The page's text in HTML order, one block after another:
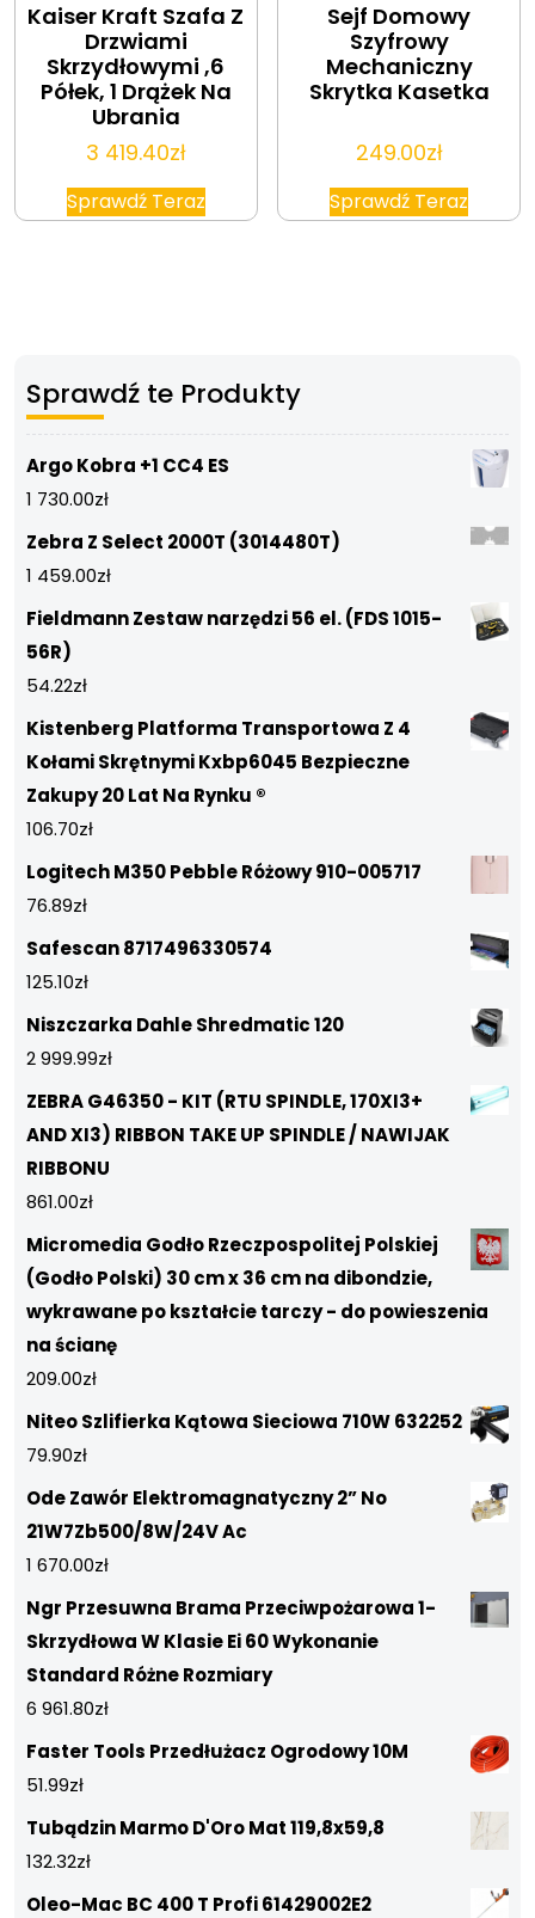
Kaiser Kraft Szafa Z
Drzwiami
Skrzydłowymi ,6
Półek, 1 Drążek Na
Ubrania
3 419.40zł
Sprawdź Teraz
Sejf Domowy
Szyfrowy
Mechaniczny
Skrytka Kasetka
249.00zł
Sprawdź Teraz
Sprawdź te Produkty
Argo Kobra +1 CC4 ES
1 730.00zł
Zebra Z Select 2000T (3014480T)
1 459.00zł
Fieldmann Zestaw narzędzi 56 el. (FDS 1015-
56R)
54.22zł
Kistenberg Platforma Transportowa Z 4
Kołami Skrętnymi Kxbp6045 Bezpieczne
Zakupy 20 Lat Na Rynku ®
106.70zł
Logitech M350 Pebble Różowy 910-005717
76.89zł
Safescan 8717496330574
125.10zł
Niszczarka Dahle Shredmatic 120
2 999.99zł
ZEBRA G46350 - KIT (RTU SPINDLE, 170XI3+
AND XI3) RIBBON TAKE UP SPINDLE / NAWIJAK
RIBBONU
861.00zł
Micromedia Godło Rzeczpospolitej Polskiej
(Godło Polski) 30 cm x 36 cm na dibondzie,
wykrawane po kształcie tarczy - do powieszenia
na ścianę
209.00zł
Niteo Szlifierka Kątowa Sieciowa 710W 632252
79.90zł
Ode Zawór Elektromagnatyczny 2” No
21W7Zb500/8W/24V Ac
1 670.00zł
Ngr Przesuwna Brama Przeciwpożarowa 1-
Skrzydłowa W Klasie Ei 60 Wykonanie
Standard Różne Rozmiary
6 961.80zł
Faster Tools Przedłużacz Ogrodowy 10M
51.99zł
Tubądzin Marmo D'Oro Mat 119,8x59,8
132.32zł
Oleo-Mac BC 400 T Profi 61429002E2